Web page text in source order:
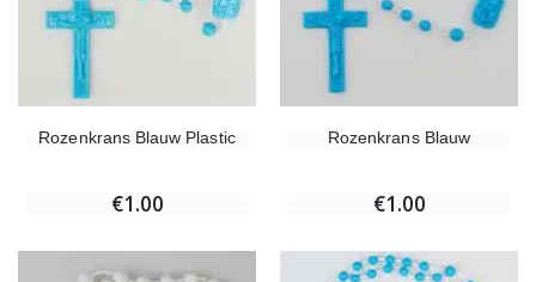
Rozenkrans Blauw Plastic
€1.00
Rozenkrans Blauw
€1.00